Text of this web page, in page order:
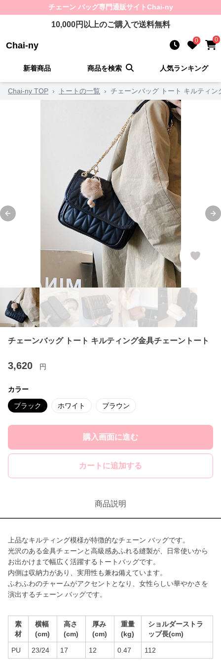
チェーン バッグ専門通販サイトChai-ny
10,000円以上のご購入で送料無料
Chai-ny 0 0
新着商品 商品を検索 人気ランキング
Chai-ny TOP › トートの一覧 › チェーンバッグ トート キルティン
Previous slide
チェーンバッグ トート キルティング金具チェーントート
3,620 円
カラー
ブラック ホワイト ブラウン
購入画面に進む
カートに追加する
商品説明
上品なキルティング模様が特徴的なチェーン バッグです。
光沢のある金具チェーンと高級感あふれる縫製が、日常使いから
お出かけまで幅広く活躍するトートバッグです。
内側は収納力があり、実用性も兼ね備えています。
ふわふわのチャームがアクセントとなり、女性らしい華やかさを
演出するチェーン バッグです。
素
材
横幅
(cm)
高さ
(cm)
厚み
(cm)
重量
(kg)
ショルダーストラ
ップ長(cm)
PU 23/24 17 12 0.47 112